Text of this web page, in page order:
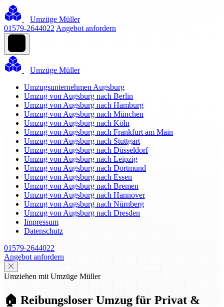
Umzüge Müller
01579-2644022 Angebot anfordern
Umzüge Müller
Umzugsunternehmen Augsburg
Umzug von Augsburg nach Berlin
Umzug von Augsburg nach Hamburg
Umzug von Augsburg nach München
Umzug von Augsburg nach Köln
Umzug von Augsburg nach Frankfurt am Main
Umzug von Augsburg nach Stuttgart
Umzug von Augsburg nach Düsseldorf
Umzug von Augsburg nach Leipzig
Umzug von Augsburg nach Dortmund
Umzug von Augsburg nach Essen
Umzug von Augsburg nach Bremen
Umzug von Augsburg nach Hannover
Umzug von Augsburg nach Nürnberg
Umzug von Augsburg nach Dresden
Impressum
Datenschutz
01579-2644022
Angebot anfordern
Umziehen mit Umzüge Müller
🏠 Reibungsloser Umzug für Privat &